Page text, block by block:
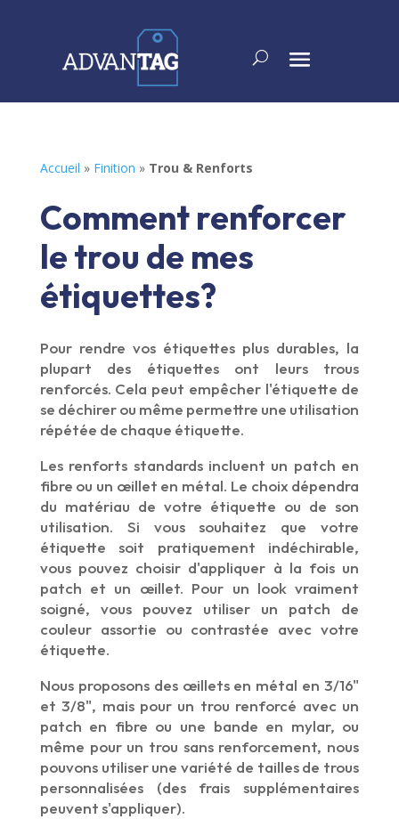
Accueil » Finition » Trou & Renforts
Comment renforcer
le trou de mes
étiquettes?
Pour rendre vos étiquettes plus durables, la
plupart des étiquettes ont leurs trous
renforcés. Cela peut empêcher l'étiquette de
se déchirer ou même permettre une utilisation
répétée de chaque étiquette.
Les renforts standards incluent un patch en
fibre ou un œillet en métal. Le choix dépendra
du matériau de votre étiquette ou de son
utilisation. Si vous souhaitez que votre
étiquette soit pratiquement indéchirable,
vous pouvez choisir d'appliquer à la fois un
patch et un œillet. Pour un look vraiment
soigné, vous pouvez utiliser un patch de
couleur assortie ou contrastée avec votre
étiquette.
Nous proposons des œillets en métal en 3/16"
et 3/8", mais pour un trou renforcé avec un
patch en fibre ou une bande en mylar, ou
même pour un trou sans renforcement, nous
pouvons utiliser une variété de tailles de trous
personnalisées (des frais supplémentaires
peuvent s'appliquer).